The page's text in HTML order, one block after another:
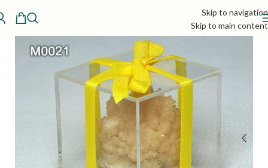
Skip to navigation
Skip to main content